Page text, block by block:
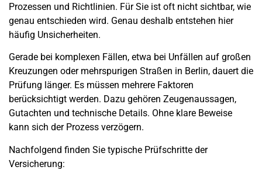
Prozessen und Richtlinien. Für Sie ist oft nicht sichtbar, wie
genau entschieden wird. Genau deshalb entstehen hier
häufig Unsicherheiten.
Gerade bei komplexen Fällen, etwa bei Unfällen auf großen
Kreuzungen oder mehrspurigen Straßen in Berlin, dauert die
Prüfung länger. Es müssen mehrere Faktoren
berücksichtigt werden. Dazu gehören Zeugenaussagen,
Gutachten und technische Details. Ohne klare Beweise
kann sich der Prozess verzögern.
Nachfolgend finden Sie typische Prüfschritte der
Versicherung: